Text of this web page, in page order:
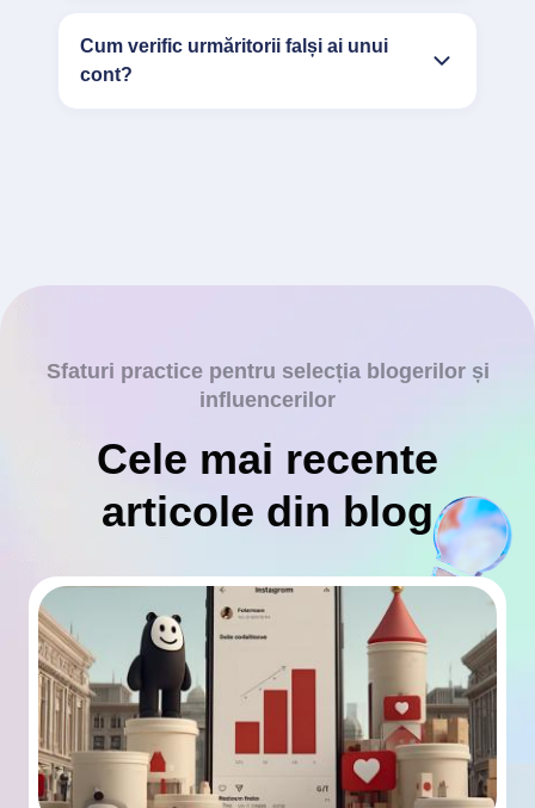
Cum verific urmăritorii falși ai unui
cont?
Sfaturi practice pentru selecția blogerilor și
influencerilor
Cele mai recente
articole din blog